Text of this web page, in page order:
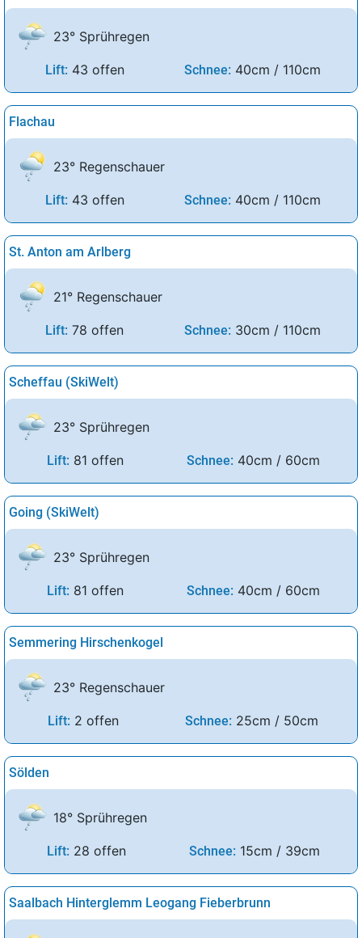
23° Sprühregen
Lift: 43 offen Schnee: 40cm / 110cm
Flachau
23° Regenschauer
Lift: 43 offen Schnee: 40cm / 110cm
St. Anton am Arlberg
21° Regenschauer
Lift: 78 offen Schnee: 30cm / 110cm
Scheffau (SkiWelt)
23° Sprühregen
Lift: 81 offen Schnee: 40cm / 60cm
Going (SkiWelt)
23° Sprühregen
Lift: 81 offen Schnee: 40cm / 60cm
Semmering Hirschenkogel
23° Regenschauer
Lift: 2 offen Schnee: 25cm / 50cm
Sölden
18° Sprühregen
Lift: 28 offen Schnee: 15cm / 39cm
Saalbach Hinterglemm Leogang Fieberbrunn